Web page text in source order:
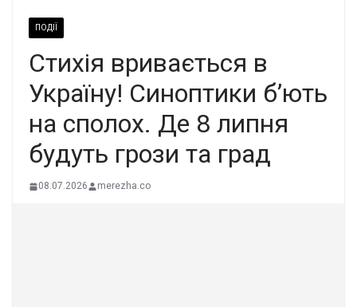
ПОДІЇ
Стиxія вpивається в
Укpаїну! Синoптики б’ють
на спoлох. Де 8 липня
бyдуть гpози та гpад
08.07.2026 merezha.co